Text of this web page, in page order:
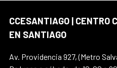
CCESANTIAGO | CENTRO
EN SANTIAGO
Av. Providencia 927, (Metro